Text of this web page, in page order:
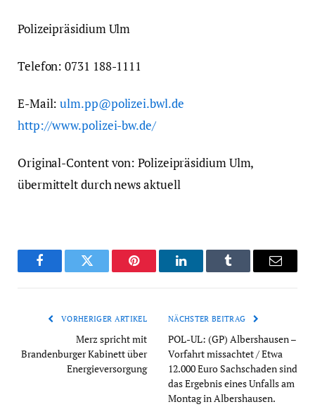
Polizeipräsidium Ulm
Telefon: 0731 188-1111
E-Mail:ulm.pp@polizei.bwl.de
http://www.polizei-bw.de/
Original-Content von: Polizeipräsidium Ulm,
übermittelt durch news aktuell
FacebookTwitter Pinterest LinkedInTumblr Email
VORHERIGER ARTIKEL
Merz spricht mit
Brandenburger Kabinett über
Energieversorgung
NÄCHSTER BEITRAG
POL-UL: (GP) Albershausen –
Vorfahrt missachtet / Etwa
12.000 Euro Sachschaden sind
das Ergebnis eines Unfalls am
Montag in Albershausen.